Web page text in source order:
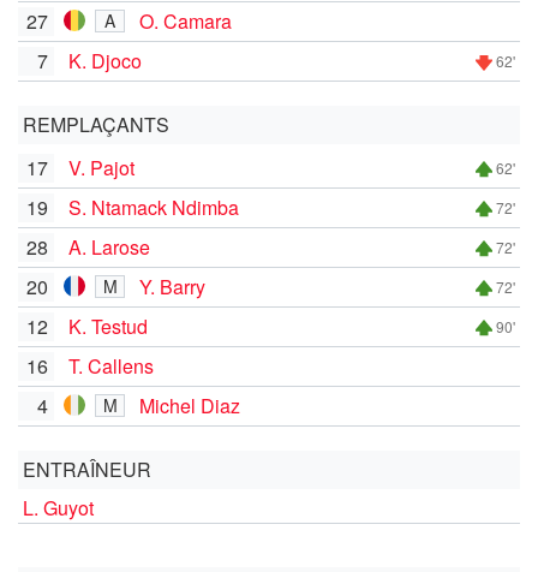
27 A
O. Camara
7
K. Djoco 62'
REMPLAÇANTS
17
V. Pajot 62'
19 S. Ntamack Ndimba 72'
28 A. Larose 72'
20 M Y. Barry 72'
12 K. Testud 90'
16
T. Callens
4
M Michel Diaz
ENTRAÎNEUR
L. Guyot